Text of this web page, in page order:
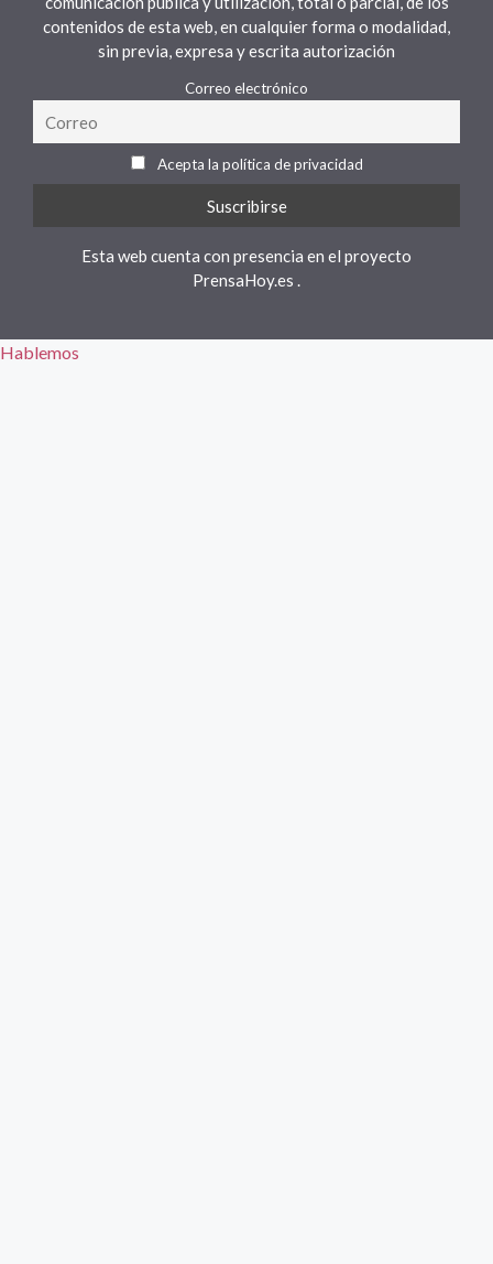
contenidos de esta web, en cualquier forma o modalidad,
sin previa, expresa y escrita autorización
Correo electrónico
Acepta la política de privacidad
Esta web cuenta con presencia en el proyecto
PrensaHoy.es .
Hablemos